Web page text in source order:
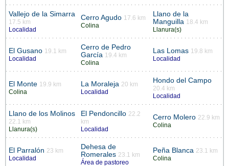
Vallejo de la Simarra
17.5 km
Localidad
Cerro Agudo 17.6 km
Colina
Llano de la
Manguilla 18.4 km
Llanura(s)
El Gusano 19.1 km
Localidad
Cerro de Pedro
García 19.4 km
Colina
Las Lomas 19.8 km
Localidad
El Monte 19.9 km
Colina
La Moraleja 20 km
Localidad
Hondo del Campo
20.4 km
Localidad
Llano de los Molinos
22.1 km
Llanura(s)
El Pendoncillo 22.2
km
Localidad
Cerro Molero 22.9 km
Colina
El Parralón 23 km
Localidad
Dehesa de
Romerales 23.1 km
Área de pastoreo
Peña Blanca 23.1 km
Colina